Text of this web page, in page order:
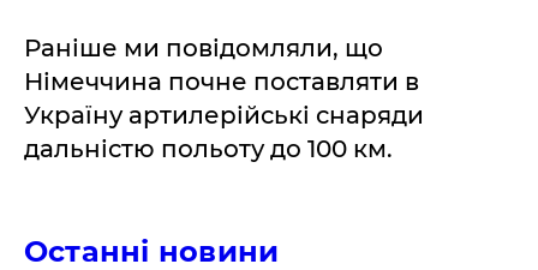
Раніше ми повідомляли, що
Німеччина почне поставляти в
Україну артилерійські снаряди
дальністю польоту до 100 км.
Останні новини